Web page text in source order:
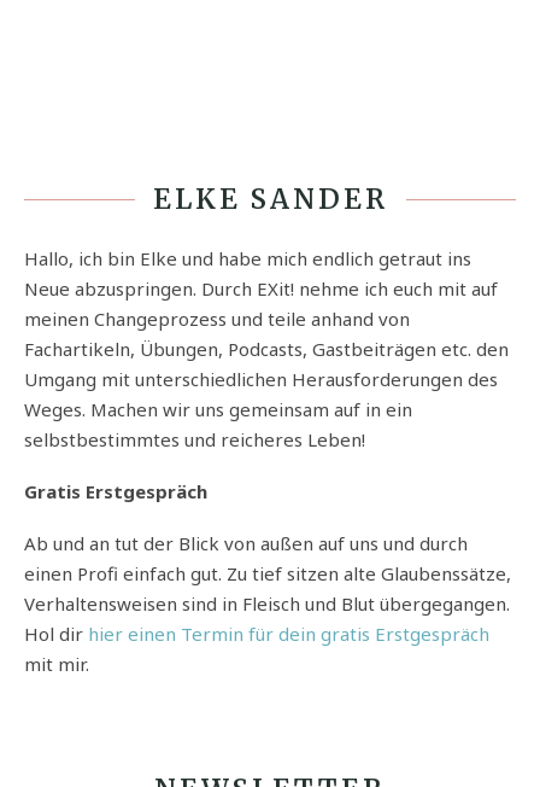
ELKE SANDER
Hallo, ich bin Elke und habe mich endlich getraut ins
Neue abzuspringen. Durch EXit! nehme ich euch mit auf
meinen Changeprozess und teile anhand von
Fachartikeln, Übungen, Podcasts, Gastbeiträgen etc. den
Umgang mit unterschiedlichen Herausforderungen des
Weges. Machen wir uns gemeinsam auf in ein
selbstbestimmtes und reicheres Leben!
Gratis Erstgespräch
Ab und an tut der Blick von außen auf uns und durch
einen Profi einfach gut. Zu tief sitzen alte Glaubenssätze,
Verhaltensweisen sind in Fleisch und Blut übergegangen.
Hol dir hier einen Termin für dein gratis Erstgespräch
mit mir.